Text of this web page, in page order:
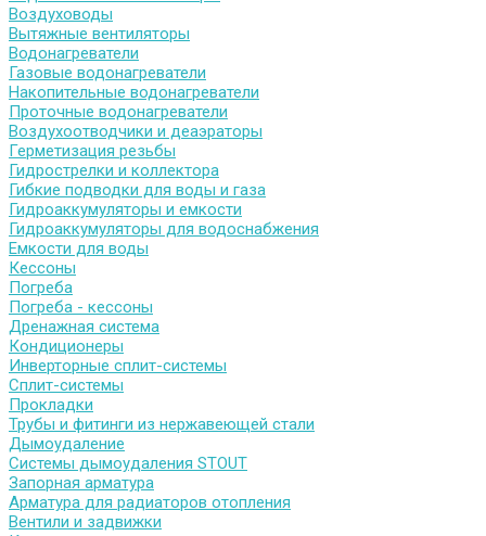
Воздуховоды
Вытяжные вентиляторы
Водонагреватели
Газовые водонагреватели
Накопительные водонагреватели
Проточные водонагреватели
Воздухоотводчики и деаэраторы
Герметизация резьбы
Гидрострелки и коллектора
Гибкие подводки для воды и газа
Гидроаккумуляторы и емкости
Гидроаккумуляторы для водоснабжения
Емкости для воды
Кессоны
Погреба
Погреба - кессоны
Дренажная система
Кондиционеры
Инверторные сплит-системы
Сплит-системы
Прокладки
Трубы и фитинги из нержавеющей стали
Дымоудаление
Системы дымоудаления STOUT
Запорная арматура
Арматура для радиаторов отопления
Вентили и задвижки